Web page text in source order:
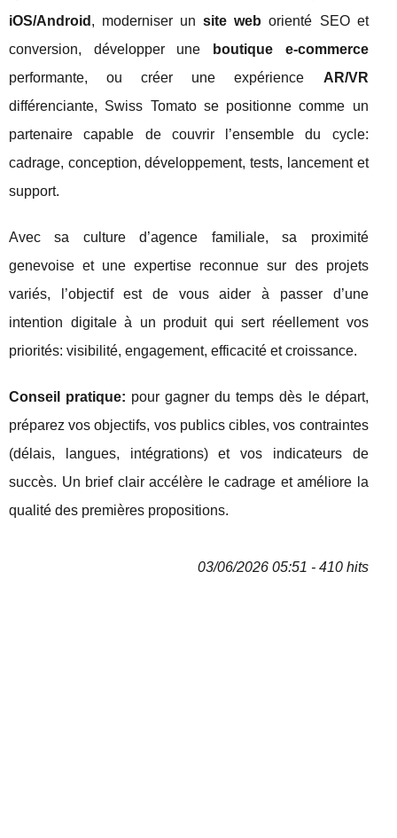
iOS/Android , moderniser unsite web orienté SEO et
conversion, développer une
boutique e-commerce
performante, ou créer une expérience AR/VR
différenciante, Swiss Tomato se positionne comme un
partenaire capable de couvrir l’ensemble du cycle:
cadrage, conception, développement, tests, lancement et
support.
Avec sa culture d’agence familiale, sa proximité
genevoise et une expertise reconnue sur des projets
variés, l’objectif est de vous aider à passer d’une
intention digitale à un produit qui sert réellement vos
priorités: visibilité, engagement, efficacité et croissance.
Conseil pratique: pour gagner du temps dès le départ,
préparez vos objectifs, vos publics cibles, vos contraintes
(délais, langues, intégrations) et vos indicateurs de
succès. Un brief clair accélère le cadrage et améliore la
qualité des premières propositions.
03/06/2026 05:51 - 410 hits